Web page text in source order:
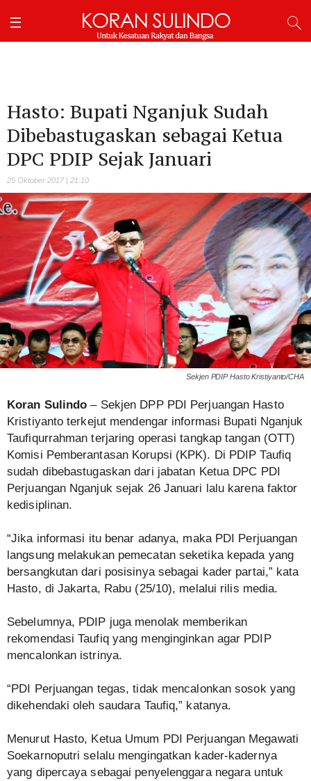
Hasto: Bupati Nganjuk Sudah
Dibebastugaskan sebagai Ketua
DPC PDIP Sejak Januari
25 Oktober 2017 | 21:10
Sekjen PDIP Hasto Kristiyanto/CHA
Koran Sulindo – Sekjen DPP PDI Perjuangan Hasto
Kristiyanto terkejut mendengar informasi Bupati Nganjuk
Taufiqurrahman terjaring operasi tangkap tangan (OTT)
Komisi Pemberantasan Korupsi (KPK). Di PDIP Taufiq
sudah dibebastugaskan dari jabatan Ketua DPC PDI
Perjuangan Nganjuk sejak 26 Januari lalu karena faktor
kedisiplinan.
“Jika informasi itu benar adanya, maka PDI Perjuangan
langsung melakukan pemecatan seketika kepada yang
bersangkutan dari posisinya sebagai kader partai,” kata
Hasto, di Jakarta, Rabu (25/10), melalui rilis media.
Sebelumnya, PDIP juga menolak memberikan
rekomendasi Taufiq yang menginginkan agar PDIP
mencalonkan istrinya.
“PDI Perjuangan tegas, tidak mencalonkan sosok yang
dikehendaki oleh saudara Taufiq,” katanya.
Menurut Hasto, Ketua Umum PDI Perjuangan Megawati
Soekarnoputri selalu mengingatkan kader-kadernya
yang dipercaya sebagai penyelenggara negara untuk